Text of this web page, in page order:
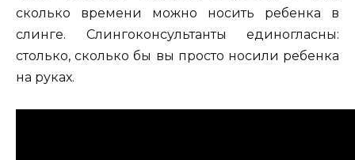
сколько времени можно носить ребенка в
слинге. Слингоконсультанты единогласны:
столько, сколько бы вы просто носили ребенка
на руках.